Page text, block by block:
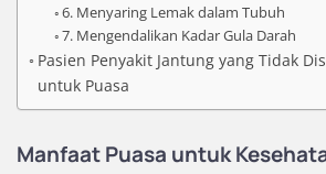
6. Menyaring Lemak dalam Tubuh
7. Mengendalikan Kadar Gula Darah
Pasien Penyakit Jantung yang Tidak
untuk Puasa
Manfaat Puasa untuk